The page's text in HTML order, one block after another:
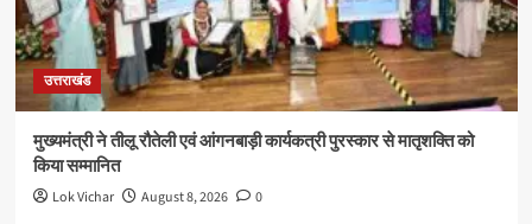
उत्तराखंड
मुख्यमंत्री ने तीलू रौतेली एवं आंगनबाड़ी कार्यकत्री पुरस्कार से मातृशक्ति को
किया सम्मानित
Lok Vichar August 8, 2026 0